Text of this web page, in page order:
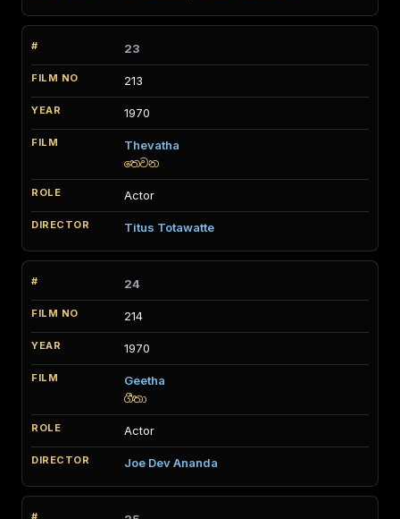
23
213
1970
Thevatha
තෙවන
Actor
Titus Totawatte
24
214
1970
Geetha
ගීතා
Actor
Joe Dev Ananda